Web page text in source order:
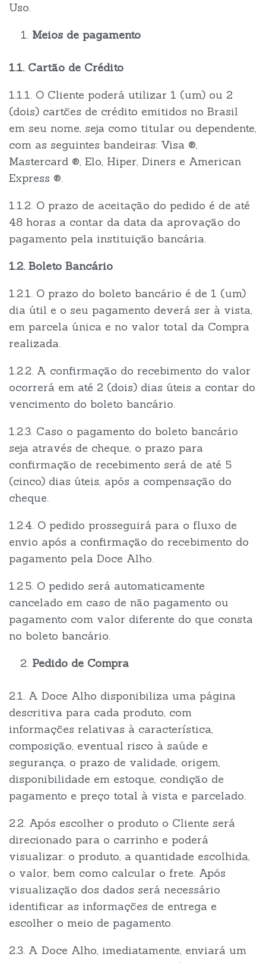
Uso.
Meios de pagamento
1.1. Cartão de Crédito
1.1.1. O Cliente poderá utilizar 1 (um) ou 2
(dois) cartões de crédito emitidos no Brasil
em seu nome, seja como titular ou dependente,
com as seguintes bandeiras: Visa ®️,
Mastercard ®️, Elo, Hiper, Diners e American
Express ®️.
1.1.2. O prazo de aceitação do pedido é de até
48 horas a contar da data da aprovação do
pagamento pela instituição bancária.
1.2. Boleto Bancário
1.2.1. O prazo do boleto bancário é de 1 (um)
dia útil e o seu pagamento deverá ser à vista,
em parcela única e no valor total da Compra
realizada.
1.2.2. A confirmação do recebimento do valor
ocorrerá em até 2 (dois) dias úteis a contar do
vencimento do boleto bancário.
1.2.3. Caso o pagamento do boleto bancário
seja através de cheque, o prazo para
confirmação de recebimento será de até 5
(cinco) dias úteis, após a compensação do
cheque.
1.2.4. O pedido prosseguirá para o fluxo de
envio após a confirmação do recebimento do
pagamento pela Doce Alho.
1.2.5. O pedido será automaticamente
cancelado em caso de não pagamento ou
pagamento com valor diferente do que consta
no boleto bancário.
Pedido de Compra
2.1. A Doce Alho disponibiliza uma página
descritiva para cada produto, com
informações relativas à característica,
composição, eventual risco à saúde e
segurança, o prazo de validade, origem,
disponibilidade em estoque, condição de
pagamento e preço total à vista e parcelado.
2.2. Após escolher o produto o Cliente será
direcionado para o carrinho e poderá
visualizar: o produto, a quantidade escolhida,
o valor, bem como calcular o frete. Após
visualização dos dados será necessário
identificar as informações de entrega e
escolher o meio de pagamento.
2.3. A Doce Alho, imediatamente, enviará um